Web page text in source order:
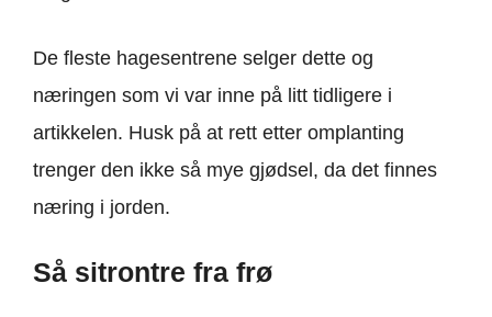
De fleste hagesentrene selger dette og
næringen som vi var inne på litt tidligere i
artikkelen. Husk på at rett etter omplanting
trenger den ikke så mye gjødsel, da det finnes
næring i jorden.
Så sitrontre fra frø